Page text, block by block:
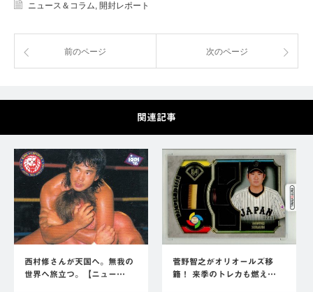
ニュース＆コラム, 開封レポート
前のページ 次のページ
関連記事
西村修さんが天国へ。無我の
世界へ旅立つ。【ニュー…
菅野智之がオリオールズ移
籍！ 来季のトレカも燃え…